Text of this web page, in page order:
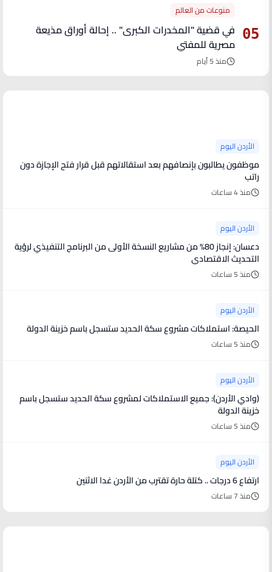
05
منوعات من العالم
في قضية "المخدرات الكبرى" .. إحالة أوراق مذيعة
مصرية للمفتي
منذ 5 أيام
الأردن اليوم
موظفون يطالبون بإنصافهم بعد استقالاتهم قبل قرار فتح الإجازة دون
راتب
منذ 4 ساعات
الأردن اليوم
دعسان: إنجاز 80% من مشاريع النسخة الأولى من البرنامج التنفيذي لرؤية
التحديث الاقتصادي
منذ 5 ساعات
الأردن اليوم
الحيصة: استملاكات مشروع سكة الحديد ستسجل باسم خزينة الدولة
منذ 5 ساعات
الأردن اليوم
(وادي الأردن): جميع الاستملاكات لمشروع سكة الحديد ستسجل باسم
خزينة الدولة
منذ 5 ساعات
الأردن اليوم
ارتفاع 6 درجات .. كتلة حارة تقترب من الأردن غدا الاثنين
منذ 7 ساعات